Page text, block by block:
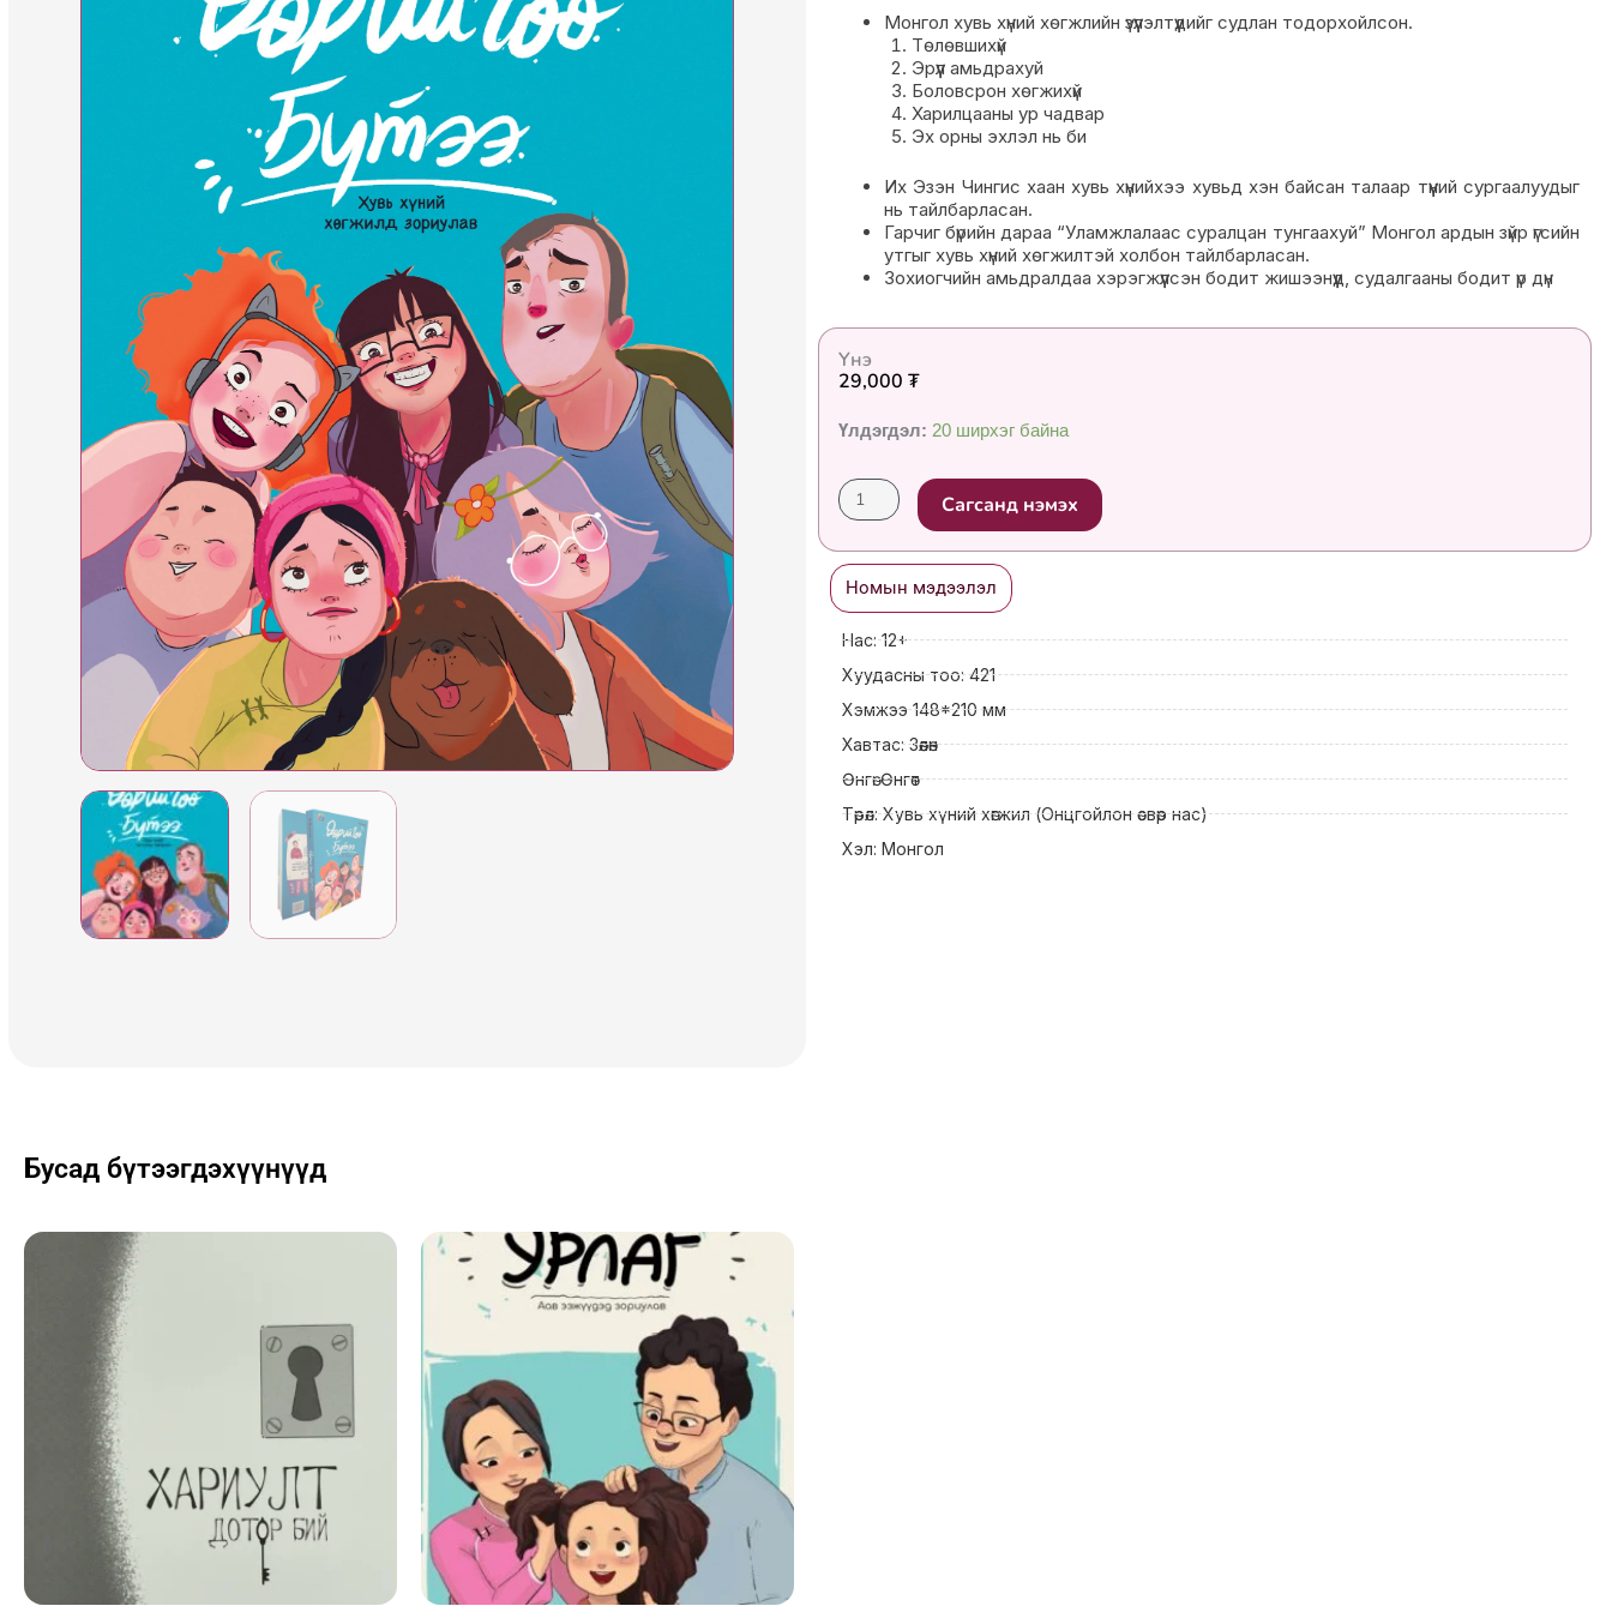
Монгол хувь хүний хөгжлийн үзүүлэлтүүдийг судлан тодорхойлсон.
Төлөвшихүй
Эрүүл амьдрахуй
Боловсрон хөгжихүй
Харилцааны ур чадвар
Эх орны эхлэл нь би
Их Эзэн Чингис хаан хувь хүнийхээ хувьд хэн байсан талаар түүний сургаалуудыг
нь тайлбарласан.
Гарчиг бүрийн дараа “Уламжлалаас суралцан тунгаахуй” Монгол ардын зүйр үгсийн
утгыг хувь хүний хөгжилтэй холбон тайлбарласан.
Зохиогчийн амьдралдаа хэрэгжүүлсэн бодит жишээнүүд, судалгааны бодит үр дүн
Үнэ
29,000 ₮
Үлдэгдэл: 20 ширхэг байна
“Өөрийгөө
номын
тухайд
товч
quantity
Сагсанд нэмэх
Номын мэдээлэл
Нас: 12+
Хуудасны тоо: 421
Хэмжээ 148*210 мм
Хавтас: Зөөлөн
Өнгө: Өнгөт
Төрөл: Хувь хүний хөгжил (Онцгойлон өсвөр нас)
Хэл: Монгол
Бусад бүтээгдэхүүнүүд